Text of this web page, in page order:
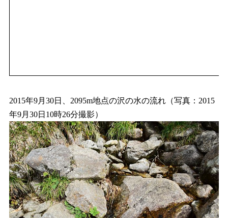
2015年9月30日、2095m地点の沢の水の流れ（写真：2015
年9月30日10時26分撮影）